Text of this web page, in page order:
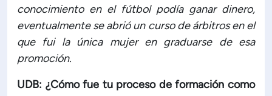
conocimiento en el fútbol podía ganar dinero,
eventualmente se abrió un curso de árbitros en el
que fui la única mujer en graduarse de esa
promoción.
UDB: ¿Cómo fue tu proceso de formación como